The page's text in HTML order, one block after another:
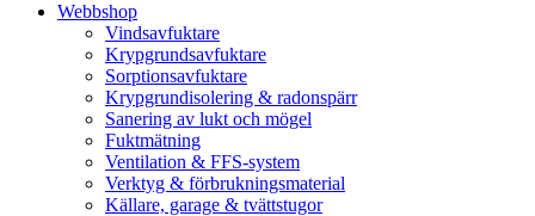
Webbshop
Vindsavfuktare
Krypgrundsavfuktare
Sorptionsavfuktare
Krypgrundisolering & radonspärr
Sanering av lukt och mögel
Fuktmätning
Ventilation & FFS-system
Verktyg & förbrukningsmaterial
Källare, garage & tvättstugor